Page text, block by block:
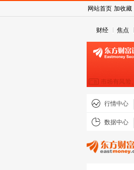
财经 焦点
行情中心
数据中心
网站首页 加收藏